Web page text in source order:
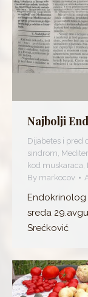
Najbolji
Dijabetes i pred
sindrom,
kod muskaraca,
By markocov
Endokrinolog
sreda
Srećković